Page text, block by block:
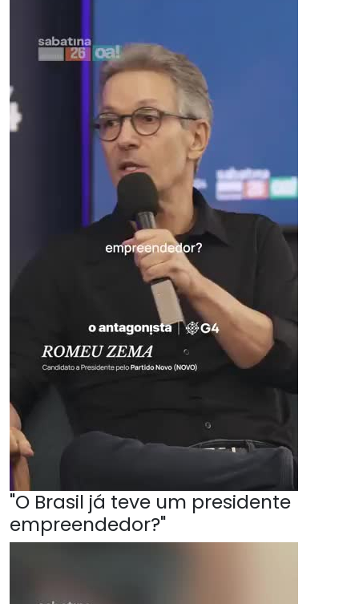
"O Brasil já teve um presidente
empreendedor?"